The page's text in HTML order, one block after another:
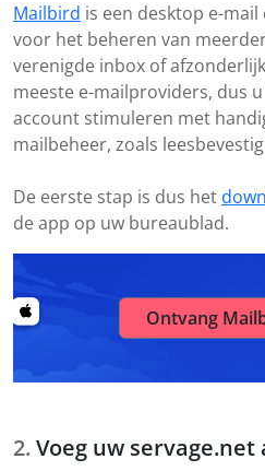
Mailbird is een desktop e-
voor het beheren van
verenigde inbox of
meeste e-mailproviders, dus
account stimuleren met
mailbeheer, zoals
De eerste stap is dus het
de app op uw bureaublad.
Ontvang
Voeg uw servage.net